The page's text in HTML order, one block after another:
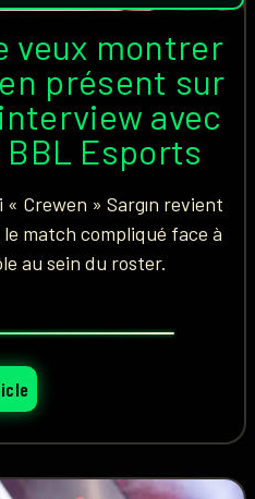
veux montrer
présent sur
avec
Esports
Crewen » Sargın revient
match compliqué face à
au sein du roster.